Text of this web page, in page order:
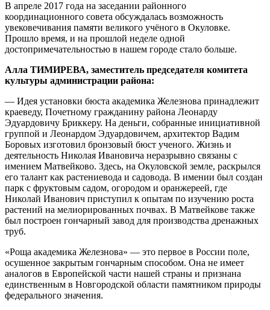
В апреле 2017 года на заседании районного
координационного совета обсуждалась возможность
увековечивания памяти великого учёного в Окуловке.
Прошло время, и на прошлой неделе одной
достопримечательностью в нашем городе стало больше.
Алла ТИМИРЕВА, заместитель председателя комитета
культуры администрации района:
— Идея установки бюста академика Железнова принадлежит
краеведу, Почетному гражданину района Леонарду
Эдуардовичу Бриккеру. На деньги, собранные инициативной
группой и Леонардом Эдуардовичем, архитектор Вадим
Боровых изготовил бронзовый бюст ученого. Жизнь и
деятельность Николая Ивановича неразрывно связаны с
имением Матвейково. Здесь, на Окуловской земле, раскрылся
его талант как растениевода и садовода. В имении был создан
парк с фруктовым садом, огородом и оранжереей, где
Николай Иванович приступил к опытам по изучению роста
растений на мелиорированных почвах. В Матвейкове также
был построен гончарный завод для производства дренажных
труб.
«Роща академика Железнова» — это первое в России поле,
осушенное закрытым гончарным способом. Она не имеет
аналогов в Европейской части нашей страны и признана
единственным в Новгородской области памятником природы
федерального значения.